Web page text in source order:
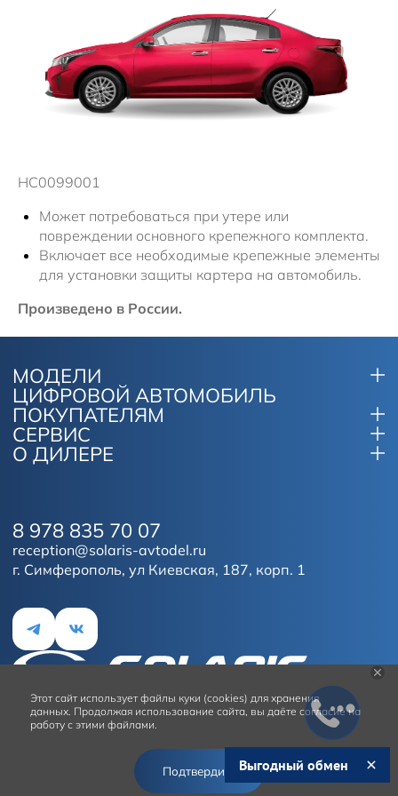
HC0099001
Может потребоваться при утере или
повреждении основного крепежного комплекта.
Включает все необходимые крепежные элементы
для установки защиты картера на автомобиль.
Произведено в России.
МОДЕЛИ
ЦИФРОВОЙ АВТОМОБИЛЬ
ПОКУПАТЕЛЯМ
СЕРВИС
О ДИЛЕРЕ
г. Симферополь, ул Киевская, 187, корп. 1
8 978 835 70 07
reception@solaris-avtodel.ru
Условия использования сайта
Этот сайт использует файлы куки (cookies) для хранения
данных. Продолжая использование сайта, вы даёте согласие на
работу с этими файлами.
Подтвердить Выгодный обмен
Бесплатный
звонок